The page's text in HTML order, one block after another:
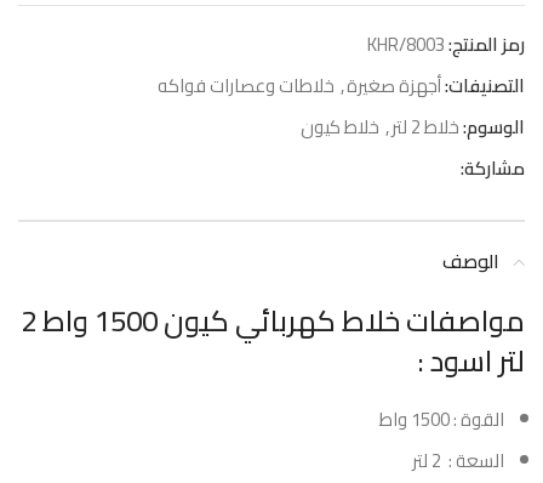
رمز المنتج:KHR/8003
التصنيفات:أجهزة صغيرة, خلاطات وعصارات فواكه
الوسوم:خلاط 2 لتر , خلاط كيون
مشاركة:
الوصف
مواصفات خلاط كهربائي كيون 1500 واط 2
لتر اسود :
القوة : 1500 واط
السعة : 2 لتر